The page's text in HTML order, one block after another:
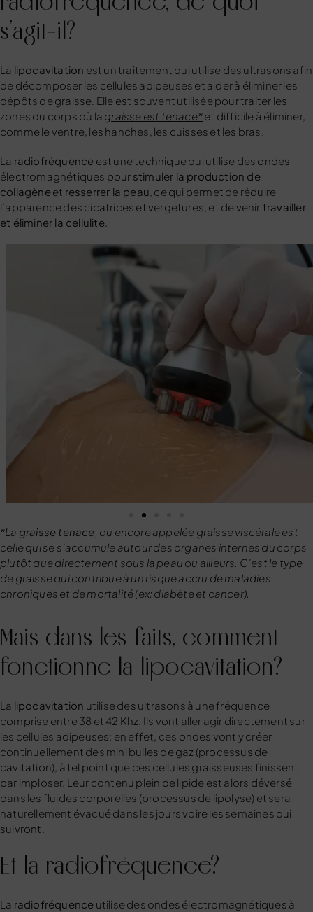
s’agit-il?
La lipocavitation est un traitement qui utilise des ultrasons afin
de décomposer les cellules adipeuses et aider à éliminer les
dépôts de graisse. Elle est souvent utilisée pour traiter les
zones du corps où la graisse est tenace*et difficile à éliminer,
comme le ventre, les hanches, les cuisses et les bras.
La radiofréquence est une technique qui utilise des ondes
électromagnétiques pour stimuler la production de
collagèneet resserrer la peau , ce qui permet de réduire
l’apparence des cicatrices et vergetures, et de venir travailler
et éliminer la cellulite.
*La graisse tenace, ou encore appelée graisse viscérale est
celle qui se s’accumule autour des organes internes du corps
plutôt que directement sous la peau ou ailleurs. C’est le type
de graisse qui contribue à un risque accru de maladies
chroniques et de mortalité (ex: diabète et cancer).
Mais dans les faits, comment
fonctionne la lipocavitation?
La lipocavitation utilise des ultrasons à une fréquence
comprise entre 38 et 42 Khz. Ils vont aller agir directement sur
les cellules adipeuses: en effet, ces ondes vont y créer
continuellement des mini bulles de gaz (processus de
cavitation), à tel point que ces cellules graisseuses finissent
par imploser. Leur contenu plein de lipide est alors déversé
dans les fluides corporelles (processus de lipolyse) et sera
naturellement évacué dans les jours voire les semaines qui
suivront.
Et la radiofréquence?
La radiofréquence utilise des ondes électromagnétiques à